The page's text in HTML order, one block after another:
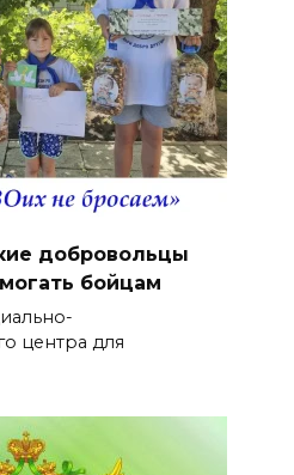
добровольцы
бойцам
центра для